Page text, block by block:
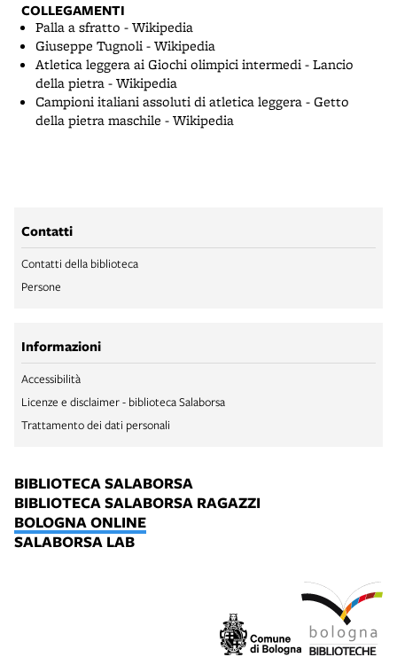
COLLEGAMENTI
Palla a sfratto - Wikipedia
Giuseppe Tugnoli - Wikipedia
Atletica leggera ai Giochi olimpici intermedi - Lancio
della pietra - Wikipedia
Campioni italiani assoluti di atletica leggera - Getto
della pietra maschile - Wikipedia
Contatti
Contatti della biblioteca
Persone
Informazioni
Accessibilità
Licenze e disclaimer - biblioteca Salaborsa
Trattamento dei dati personali
BIBLIOTECA SALABORSA
BIBLIOTECA SALABORSA RAGAZZI
BOLOGNA ONLINE
SALABORSA LAB